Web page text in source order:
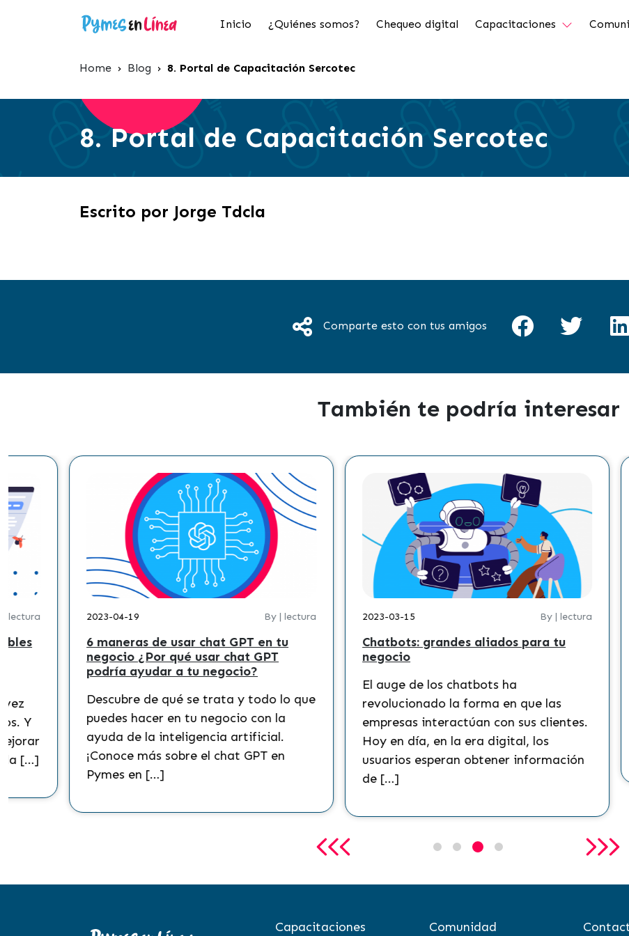
Inicio ¿Quiénes somos? Chequeo digital Capacitaciones
Home › Blog › 8. Portal de Capacitación Sercotec
8. Portal de Capacitación Sercotec
Escrito por Jorge Tdcla
Comparte esto con tus amigos
También te podría interesar
Y
[…]
2023-04-19 By | lectura
6 maneras de usar chat GPT en tu
negocio ¿Por qué usar chat GPT
podría ayudar a tu negocio?
Descubre de qué se trata y todo lo que
puedes hacer en tu negocio con la
ayuda de la inteligencia artificial.
¡Conoce más sobre el chat GPT en
Pymes en […]
2023-03-15 By | lectura
Chatbots: grandes aliados para tu
negocio
El auge de los chatbots ha
revolucionado la forma en que las
empresas interactúan con sus clientes.
Hoy en día, en la era digital, los
usuarios esperan obtener información
de […]
Capacitaciones Comunidad